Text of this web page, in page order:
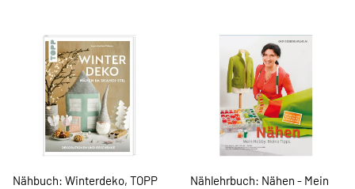
Nähbuch: Winterdeko, TOPP
Nählehrbuch: Nähen - Mein